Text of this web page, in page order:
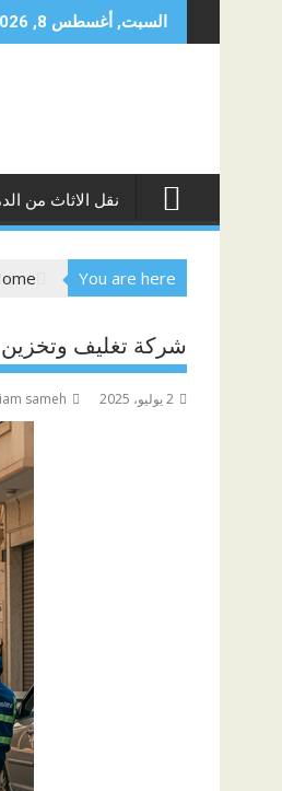
to
السبت, أغسطس 8, 2026
نقل الاثاث من
You are here
شركة تغليف وتخزين
2 يوليو، 2025 sameh